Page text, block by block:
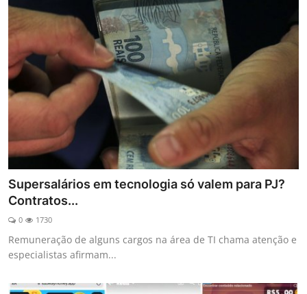
Supersalários em tecnologia só valem para PJ?
Contratos...
0 1730
Remuneração de alguns cargos na área de TI chama atenção e
especialistas afirmam...